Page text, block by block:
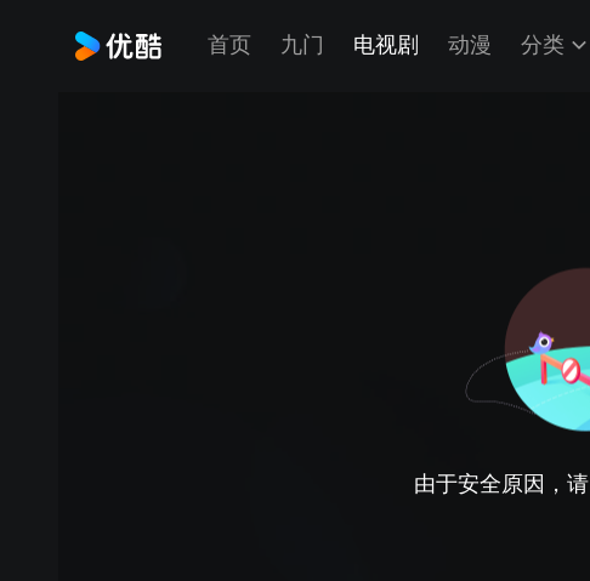
首页 九门 电视剧 动漫 分类
由于安全原因，请